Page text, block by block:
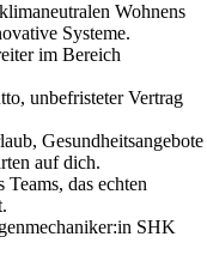
Wohnens
Systeme.
im Bereich
unbefristeter Vertrag
Gesundheitsangebote
auf dich.
Teams, das echten
SHK